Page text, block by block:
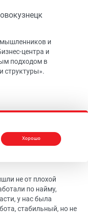
и
центра и
подходом в
структуры».
не от плохой
по найму,
у нас была
стабильный, но не
Хорошо